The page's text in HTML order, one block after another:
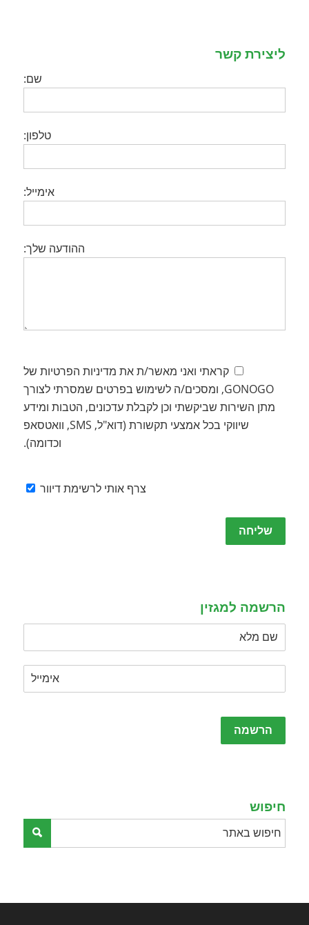
ליצירת קשר
שם:
טלפון:
אימייל:
ההודעה שלך:
קראתי ואני מאשר/ת את מדיניות הפרטיות של
GONOGO, ומסכים/ה לשימוש בפרטים שמסרתי לצורך
מתן השירות שביקשתי וכן לקבלת עדכונים, הטבות ומידע
שיווקי בכל אמצעי תקשורת (דוא"ל, SMS, וואטסאפ
וכדומה).
צרף אותי לרשימת דיוור
Please
leave
הרשמה למגזין
Please
leave
חיפוש